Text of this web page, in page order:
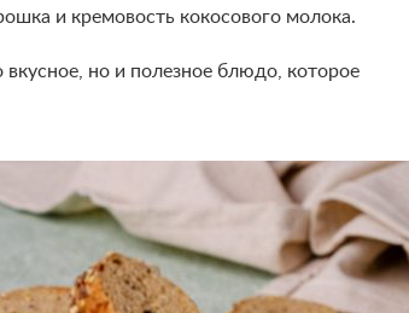
и кремовость кокосового молока.
но и полезное блюдо, которое